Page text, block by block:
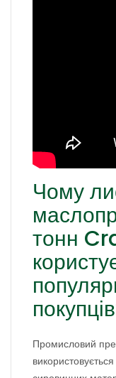
Чому
тонн
Промисловий